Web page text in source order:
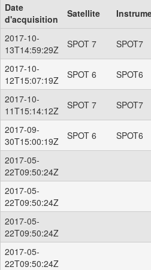
Date
d'acquisition
Satellite
2017-10-
13T14:59:29Z
SPOT 7 SPOT7
2017-10-
12T15:07:19Z
SPOT 6 SPOT6
2017-10-
11T15:14:12Z
SPOT 7 SPOT7
2017-09-
30T15:00:19Z
SPOT 6 SPOT6
2017-05-
22T09:50:24Z
2017-05-
22T09:50:24Z
2017-05-
22T09:50:24Z
2017-05-
22T09:50:24Z